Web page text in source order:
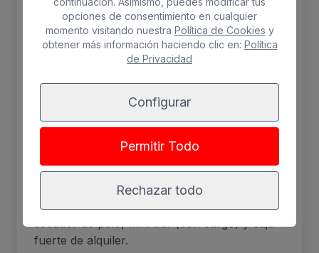
Habitación Individual Vista Mar
con SPA incluido
Cama Queen-size, teléfono, televisión vía
satélite, aire acondicionado, balcón, ducha,
fuerte de alquiler.
opciones de consentimiento en cualquier
momento visitando nuestra Política de Cookies y
obtener más información haciendo clic en: Política
de Privacidad
Configurar
Permitir Todo
Rechazar todo